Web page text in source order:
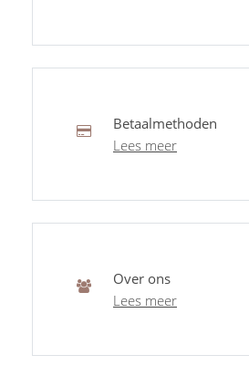
Betaalmethoden
Lees meer
Over ons
Lees meer